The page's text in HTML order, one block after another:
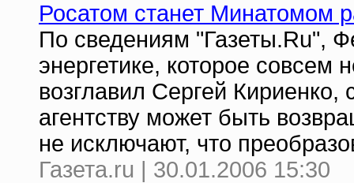
Росатом станет Минатомом
По сведениям "Газеты.Ru",
энергетике, которое
возглавил Сергей
агентству может быть
не исключают, что
Газета.ru | 30.01.2006 15:30